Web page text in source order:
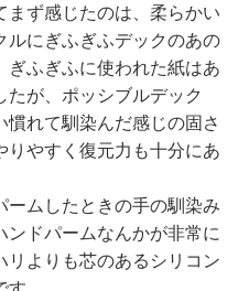
ず感じたのは、柔らかい
ルにぎふぎふデックのあの
ふぎふに使われた紙はあ
たが、ポッシブルデック
れて馴染んだ感じの固さ
りやすく復元力も十分にあ
ームしたときの手の馴染み
ドパームなんかが非常に
リよりも芯のあるシリコン